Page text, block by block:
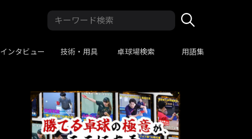
インタビュー 技術・用具 卓球場検索 用語集